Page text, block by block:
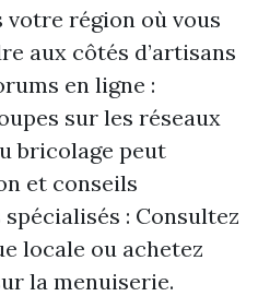
votre région où vous
aux côtés d’artisans
en ligne :
sur les réseaux
bricolage peut
et conseils
: Consultez
locale ou achetez
la menuiserie.